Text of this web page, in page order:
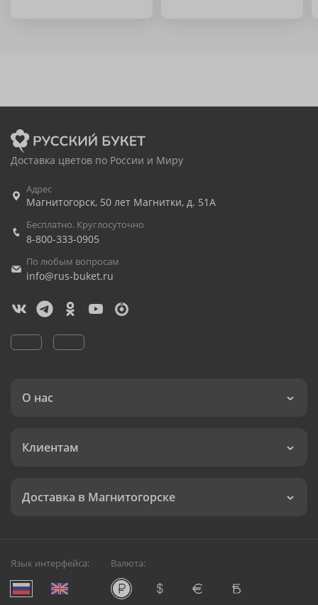
Доставка цветов по России и Миру
Адрес
Магнитогорск, 50 лет Магнитки, д. 51А
Бесплатно. Круглосуточно
8-800-333-0905
По любым вопросам
info@rus-buket.ru
О нас
Клиентам
Доставка в Магнитогорске
Язык интерфейса: Валюта: